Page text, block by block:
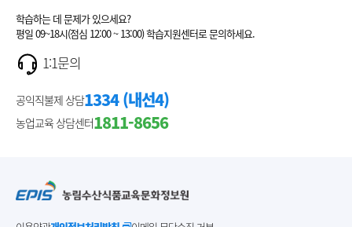
학습하는 데 문제가 있으세요?
평일 09~18시(점심 12:00 ~ 13:00) 학습지원센터로 문의하세요.
1:1문의
공익직불제 상담1334 (내선4)
농업교육 상담센터1811-8656